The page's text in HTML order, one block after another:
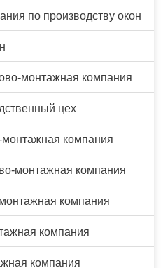
по производству окон
монтажная компания
цех
компания
монтажная компания
компания
компания
компания